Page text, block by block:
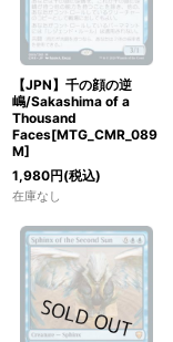
【JPN】千の顔の逆
嶋/Sakashima of a
Thousand
Faces[MTG_CMR_089
M]
1,980円(税込)
在庫なし